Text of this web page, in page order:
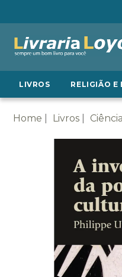
LIVROS RELIGIÃO E
Home Livros